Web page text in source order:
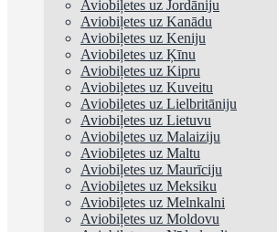
Aviobiļetes uz Jordāniju
Aviobiļetes uz Kanādu
Aviobiļetes uz Keniju
Aviobiļetes uz Ķīnu
Aviobiļetes uz Kipru
Aviobiļetes uz Kuveitu
Aviobiļetes uz Lielbritāniju
Aviobiļetes uz Lietuvu
Aviobiļetes uz Malaiziju
Aviobiļetes uz Maltu
Aviobiļetes uz Maurīciju
Aviobiļetes uz Meksiku
Aviobiļetes uz Melnkalni
Aviobiļetes uz Moldovu